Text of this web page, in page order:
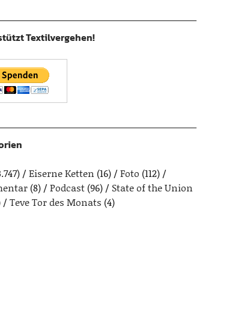
Textilvergehen!
Eiserne Ketten (16) Foto (112)
(8) Podcast(96)
State of the Union
Teve Tor des Monats (4)